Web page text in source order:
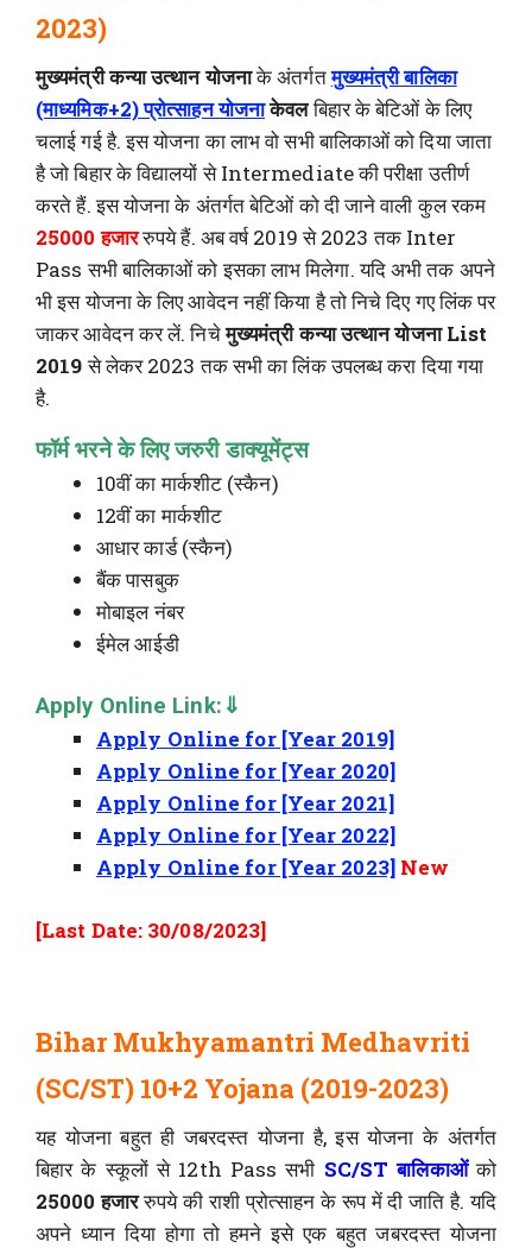
2023)
मुख्यमंत्री कन्या उत्थान योजनाके अंतर्गतमुख्यमंत्री बालिका
(माध्यमिक+2) प्रोत्साहन योजनाकेवलबिहार के बेटिओं के लिए
चलाई गई है. इस योजना का लाभ वो सभी बालिकाओं को दिया जाता
है जो बिहार के विद्यालयों से Intermediate की परीक्षा उतीर्ण
करते हैं. इस योजना के अंतर्गत बेटिओं को दी जाने वाली कुल रकम
25000 हजाररुपये हैं. अब वर्ष 2019 से 2023 तक Inter
Pass सभी बालिकाओं को इसका लाभ मिलेगा. यदि अभी तक अपने
भी इस योजना के लिए आवेदन नहीं किया है तो निचे दिए गए लिंक पर
जाकर आवेदन कर लें. निचेमुख्यमंत्री कन्या उत्थान योजना List
2019से लेकर 2023 तक सभी का लिंक उपलब्ध करा दिया गया
है.
फॉर्म भरने के लिए जरुरी डाक्यूमेंट्स
10वीं का मार्कशीट (स्कैन)
12वीं का मार्कशीट
आधार कार्ड (स्कैन)
बैंक पासबुक
मोबाइल नंबर
ईमेल आईडी
Apply Online Link:⇓
Apply Online for [Year 2019]
Apply Online for [Year 2020]
Apply Online for [Year 2021]
Apply Online for [Year 2022]
Apply Online for [Year 2023]New
[Last Date: 30/08/2023]
Bihar Mukhyamantri Medhavriti
(SC/ST) 10+2 Yojana (2019-2023)
यह योजना बहुत ही जबरदस्त योजना है, इस योजना के अंतर्गत
बिहार के स्कूलों से 12th Pass सभी SC/ST बालिकाओं को
25000 हजाररुपये की राशी प्रोत्साहन के रूप में दी जाति है. यदि
अपने ध्यान दिया होगा तो हमने इसे एक बहुत जबरदस्त योजना